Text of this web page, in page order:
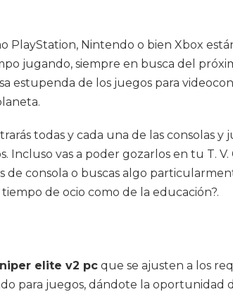
PlayStation, Nintendo o bien Xbox
jugando, siempre en busca del
estupenda de los juegos para
todas y cada una de las consolas
vas a poder gozarlos en tu T.
consola o buscas algo
de ocio como de la educación?.
elite v2 pc que se ajusten a los
para juegos, dándote la oportunidad